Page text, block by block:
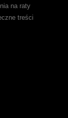
na raty
treści